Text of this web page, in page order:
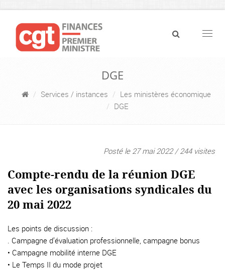
DGE
Services / instances
Les ministères économique
DGE
Posté le 27 mai 2022 / 244 visites
Compte-rendu de la réunion DGE
avec les organisations syndicales du
20 mai 2022
Les points de discussion :
. Campagne d’évaluation professionnelle, campagne bonus
• Campagne mobilité interne DGE
• Le Temps II du mode projet